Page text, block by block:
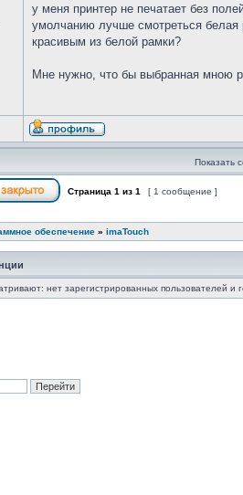
у меня принтер не печатает без
умолчанию лучше смотреться
красивым из белой рамки?
Мне нужно, что бы выбранная мною
Показать
Страница 1 из 1 [ 1 сообщение ]
обеспечение » imaTouch
нет зарегистрированных пользователей и